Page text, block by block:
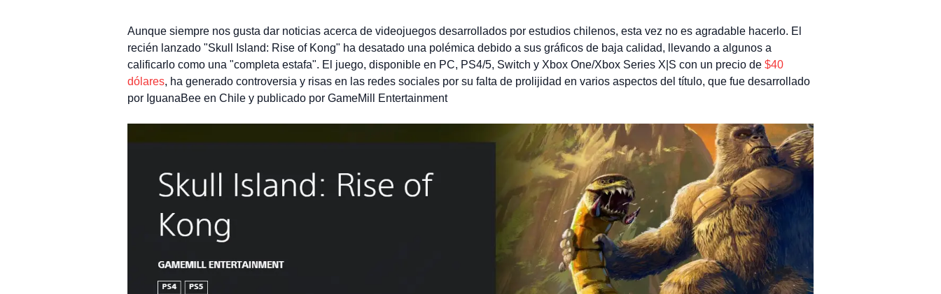
Aunque siempre nos gusta dar noticias acerca de videojuegos desarrollados por estudios chilenos, esta vez no es agradable hacerlo. El
recién lanzado "Skull Island: Rise of Kong" ha desatado una polémica debido a sus gráficos de baja calidad, llevando a algunos a
calificarlo como una "completa estafa". El juego, disponible en PC, PS4/5, Switch y Xbox One/Xbox Series X|S con un precio de $40
dólares, ha generado controversia y risas en las redes sociales por su falta de prolijidad en varios aspectos del título, que fue desarrollado
por IguanaBee en Chile y publicado por GameMill Entertainment